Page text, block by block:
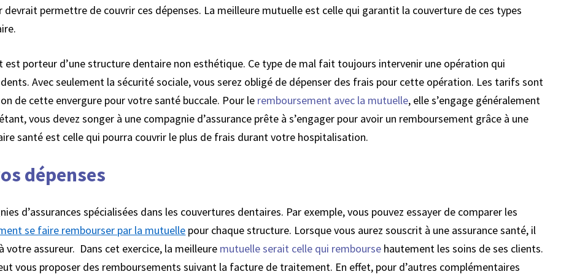
permettre de couvrir ces dépenses. La meilleure mutuelle est celle qui garantit la couverture de ces types
est porteur d’une structure dentaire non esthétique. Ce type de mal fait toujours intervenir une opération qui
Avec seulement la sécurité sociale, vous serez obligé de dépenser des frais pour cette opération. Les tarifs sont
de cette envergure pour votre santé buccale. Pour le remboursement avec la mutuelle, elle s’engage généralement
vous devez songer à une compagnie d’assurance prête à s’engager pour avoir un remboursement grâce à une
santé est celle qui pourra couvrir le plus de frais durant votre hospitalisation.
dépenses
d’assurances spécialisées dans les couvertures dentaires. Par exemple, vous pouvez essayer de comparer les
se faire rembourser par la mutuelle pour chaque structure. Lorsque vous aurez souscrit à une assurance santé, il
votre assureur. Dans cet exercice, la meilleure mutuelle serait celle qui rembourse hautement les soins de ses clients.
vous proposer des remboursements suivant la facture de traitement. En effet, pour d’autres complémentaires